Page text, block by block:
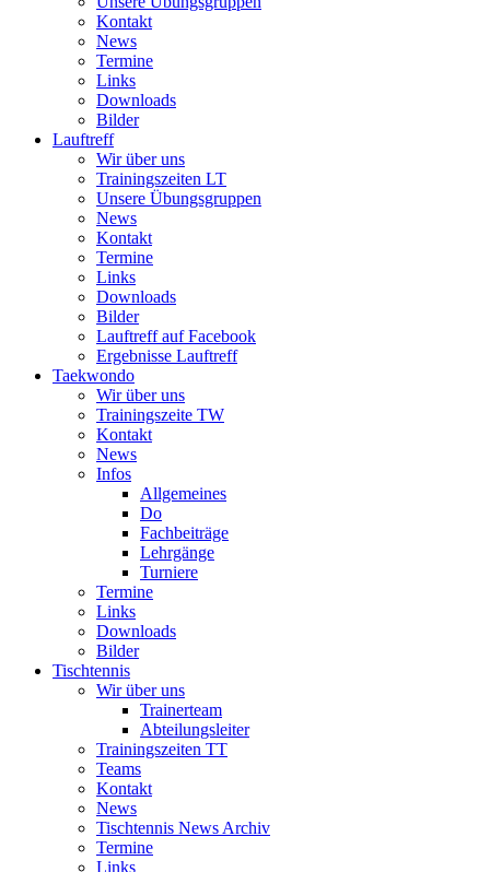
Kontakt
News
Termine
Links
Downloads
Bilder
Lauftreff
Wir über uns
Trainingszeiten LT
Unsere Übungsgruppen
News
Kontakt
Termine
Links
Downloads
Bilder
Lauftreff auf Facebook
Ergebnisse Lauftreff
Taekwondo
Wir über uns
Trainingszeite TW
Kontakt
News
Infos
Allgemeines
Do
Fachbeiträge
Lehrgänge
Turniere
Termine
Links
Downloads
Bilder
Tischtennis
Wir über uns
Trainerteam
Abteilungsleiter
Trainingszeiten TT
Teams
Kontakt
News
Tischtennis News Archiv
Termine
Links